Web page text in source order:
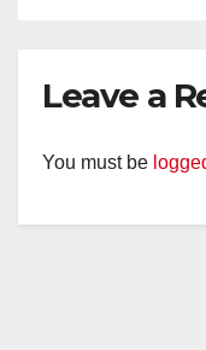
Leave a
You must be